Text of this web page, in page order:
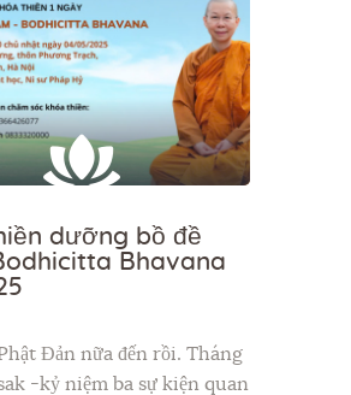
dưỡng bồ đề
Bhavana
Đản nữa đến rồi. Tháng
-kỷ niệm ba sự kiện quan